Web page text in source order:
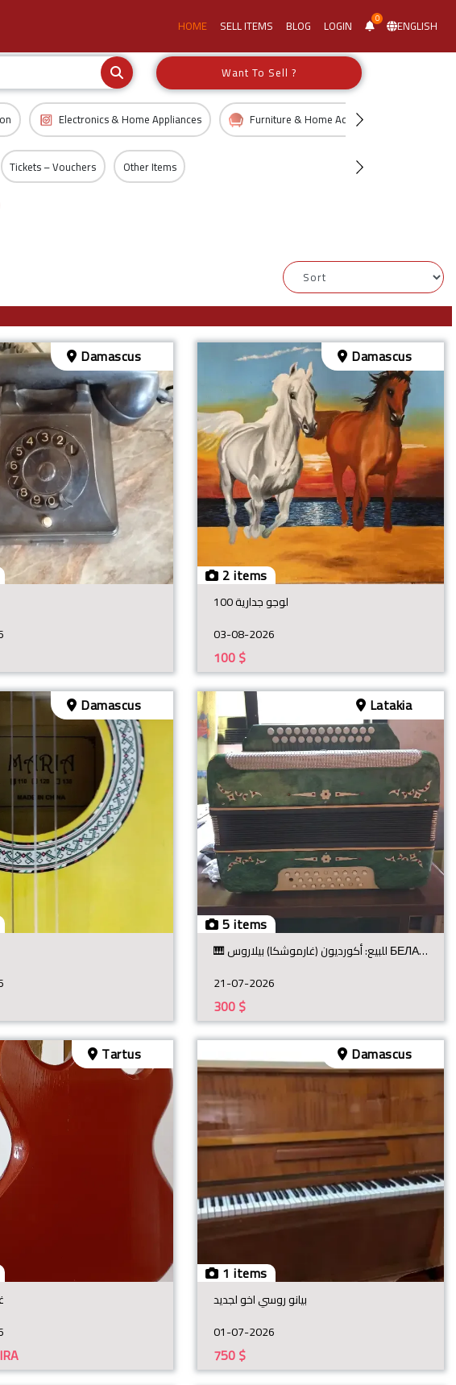
HOME SELL ITEMS BLOG LOGIN 0 ENGLISH
Want To Sell ?
Electronics & Home Appliances Furniture & Home Accessories
Tickets – Vouchers Other Items
Damascus
2 items
Damascus
لوجو جدارية 100
03-08-2026
$
100
Damascus
5 items
Latakia
🎹 للبيع: أكورديون (غارموشكا) بيلاروس БЕЛАРУСЬ سوفيتي أصلي 🎹 للبيع آلة أكورديون كلاسيكية مميزة (Gar
21-07-2026
$
300
Tartus
1 items
Damascus
بيانو روسي اخو لجديد
01-07-2026
$
750